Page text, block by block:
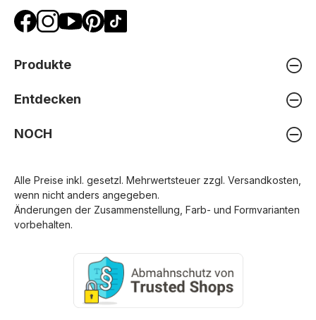
Produkte
Entdecken
NOCH
Alle Preise inkl. gesetzl. Mehrwertsteuer zzgl. Versandkosten
wenn nicht anders angegeben.
Änderungen der Zusammenstellung, Farb- und Formvarianten
vorbehalten.